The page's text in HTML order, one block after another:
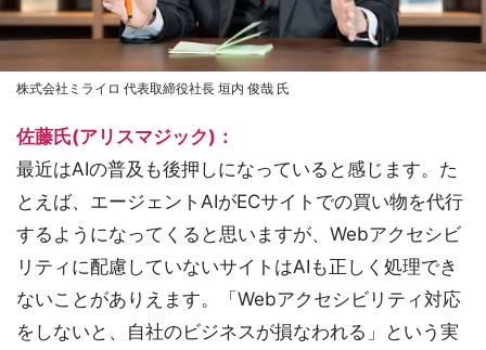
株式会社ミライロ 代表取締役社長 垣内 俊哉 氏
佐藤氏(アリスマジック)：
最近はAIの普及も後押しになっていると感じます。た
とえば、エージェントAIがECサイトでの買い物を代行
するようになってくると思いますが、Webアクセシビ
リティに配慮していないサイトはAIも正しく処理でき
ないことがありえます。「Webアクセシビリティ対応
をしないと、自社のビジネスが損なわれる」という実